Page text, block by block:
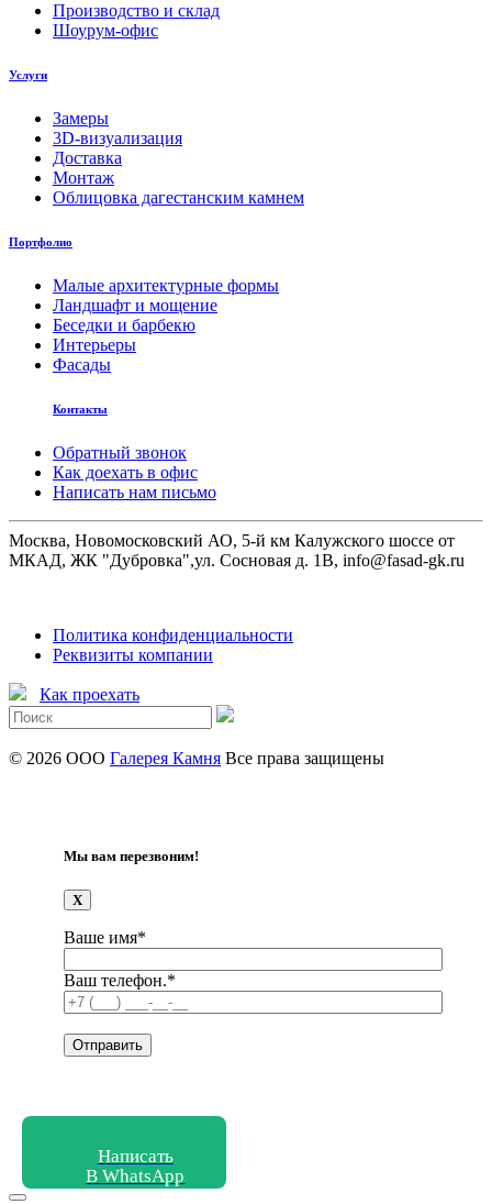
Производство и склад
Шоурум-офис
Услуги
Замеры
3D-визуализация
Доставка
Монтаж
Облицовка дагестанским камнем
Портфолио
Малые архитектурные формы
Ландшафт и мощение
Беседки и барбекю
Интерьеры
Фасады
Контакты
Обратный звонок
Как доехать в офис
Написать нам письмо
Москва, Новомосковский АО, 5-й км Калужского шоссе от
МКАД, ЖК "Дубровка",ул. Сосновая д. 1В, info@fasad-gk.ru
Политика конфиденциальности
Реквизиты компании
Как проехать
© 2026 ООО Галерея Камня Все права защищены
Мы вам перезвоним!
X
Ваше имя*
Ваш телефон.*
Написать
В WhatsApp